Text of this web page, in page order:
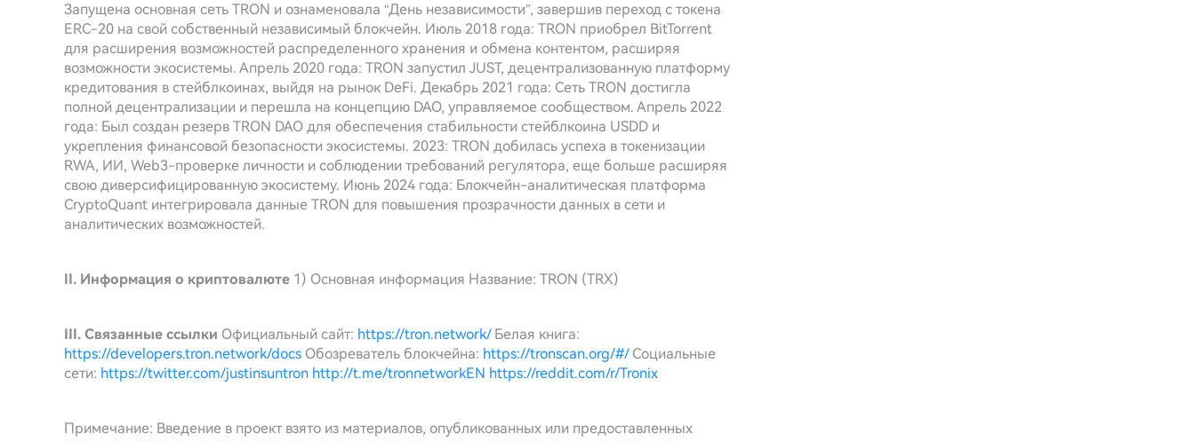
Запущена основная сеть TRON и ознаменовала “День независимости”, завершив переход с токена
ERC-20 на свой собственный независимый блокчейн. Июль 2018 года: TRON приобрел BitTorrent
для расширения возможностей распределенного хранения и обмена контентом, расширяя
возможности экосистемы. Апрель 2020 года: TRON запустил JUST, децентрализованную платформу
кредитования в стейблкоинах, выйдя на рынок DeFi. Декабрь 2021 года: Сеть TRON достигла
полной децентрализации и перешла на концепцию DAO, управляемое сообществом. Апрель 2022
года: Был создан резерв TRON DAO для обеспечения стабильности стейблкоина USDD и
укрепления финансовой безопасности экосистемы. 2023: TRON добилась успеха в токенизации
RWA, ИИ, Web3-проверке личности и соблюдении требований регулятора, еще больше расширяя
свою диверсифицированную экосистему. Июнь 2024 года: Блокчейн-аналитическая платформа
CryptoQuant интегрировала данные TRON для повышения прозрачности данных в сети и
аналитических возможностей.
II. Информация о криптовалюте 1) Основная информация Название: TRON (TRX)
III. Связанные ссылки Официальный сайт: https://tron.network/Белая книга:
https://developers.tron.network/docs Обозреватель блокчейна: https://tronscan.org/#/Социальные
сети: https://twitter.com/justinsuntron http://t.me/tronnetworkEN https://reddit.com/r/Tronix
Примечание: Введение в проект взято из материалов, опубликованных или предоставленных